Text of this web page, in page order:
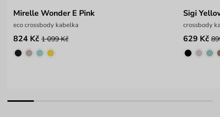
Mirelle Wonder E Pink
eco crossbody kabelka
824 Kč 1 099 Kč
Sigi
crossbody
629 Kč